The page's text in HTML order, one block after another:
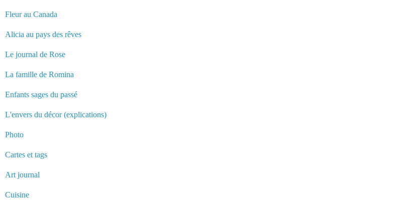
Fleur au Canada
Alicia au pays des rêves
Le journal de Rose
La famille de Romina
Enfants sages du passé
L'envers du décor (explications)
Photo
Cartes et tags
Art journal
Cuisine